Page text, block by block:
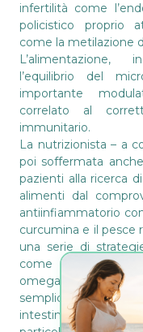
infertilità come
policistico proprio
come la metilazione
L’alimentazione,
l’equilibrio del
importante
correlato al
immunitario.
La nutrizionista – a
poi soffermata
pazienti alla ricerca
alimenti dal
antiinfiammatorio
curcumina e il pesce
una serie di
come per esempio
omega-3, acidi
semplici per lo
intestinale,